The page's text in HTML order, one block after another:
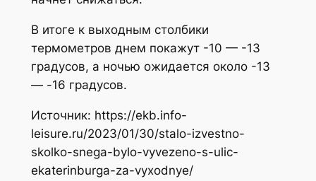
В итоге к выходным столбики
термометров днем покажут -10 — -13
градусов, а ночью ожидается около -13
— -16 градусов.
Источник: https://ekb.info-
leisure.ru/2023/01/30/stalo-izvestno-
skolko-snega-bylo-vyvezeno-s-ulic-
ekaterinburga-za-vyxodnye/